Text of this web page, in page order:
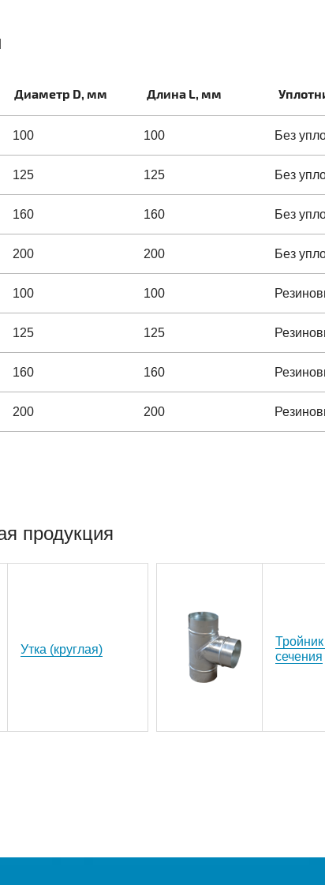
Диаметр D, мм Длина L, мм
100 100 Без
125 125 Без
160 160 Без
200 200 Без
100 100
125 125
160 160
200 200
продукция
Утка (круглая)
Тройник
сечения